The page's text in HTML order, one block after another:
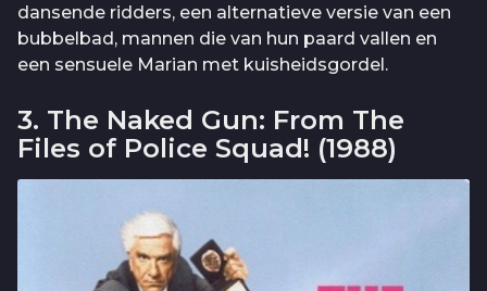
dansende ridders, een alternatieve versie van een
bubbelbad, mannen die van hun paard vallen en
een sensuele Marian met kuisheidsgordel.
3. The Naked Gun: From The
Files of Police Squad! (1988)